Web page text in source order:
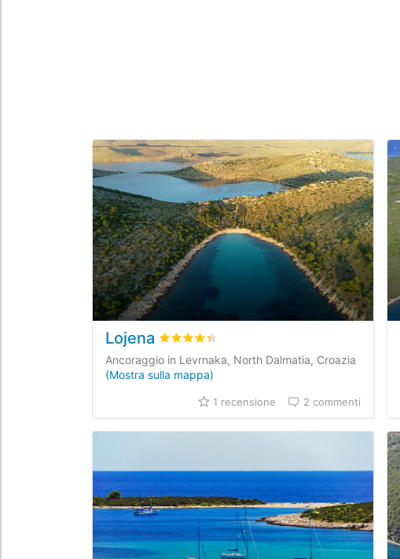
Lojena Valutato4.3 recensioni dei
Ancoraggio in Levrnaka, North Dalmatia, Croazia
(Mostra sulla mappa)
1 recensione 2 commenti